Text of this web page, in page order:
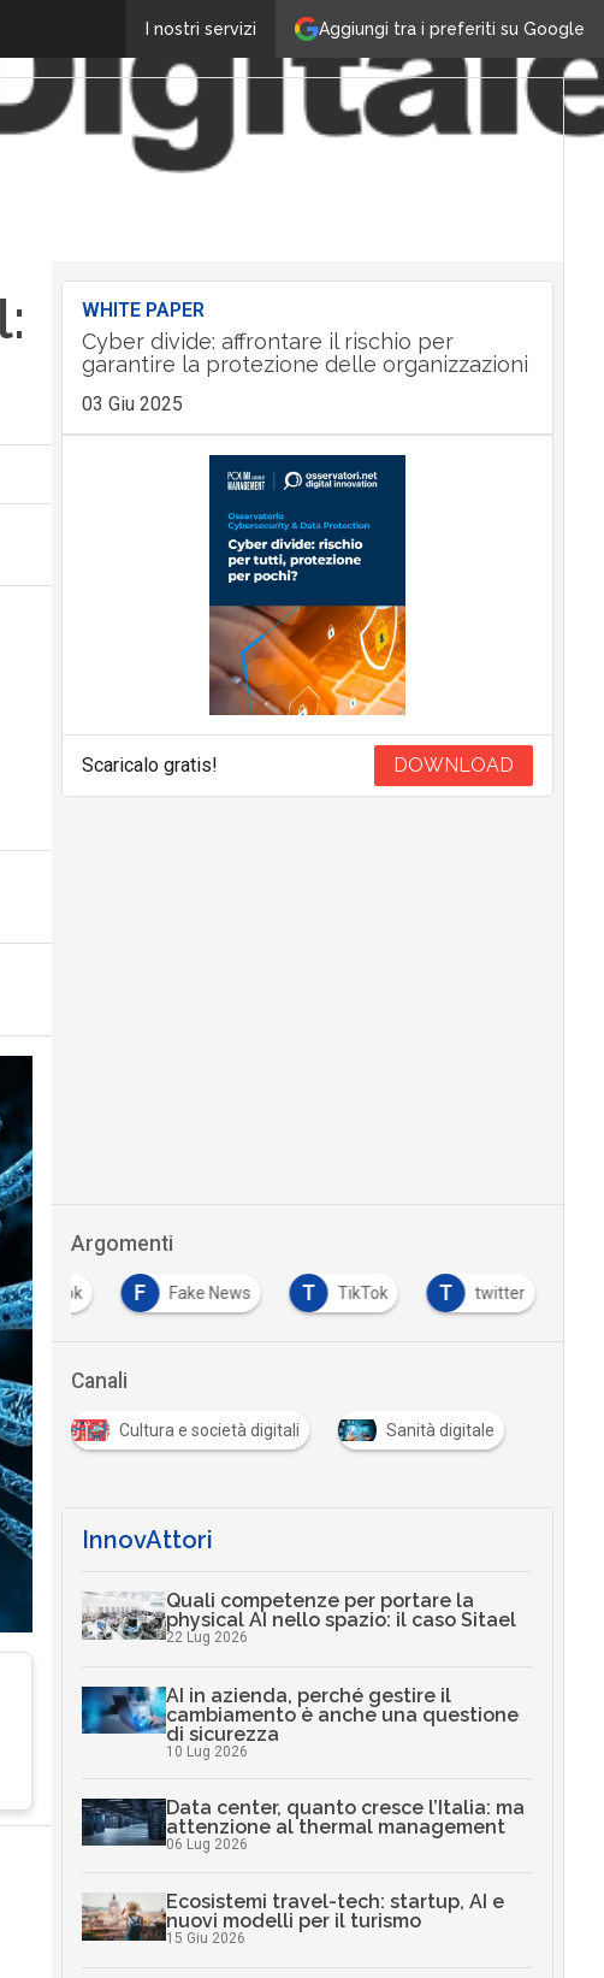
Aggiungi tra i preferiti su Google
I nostri servizi
WHITE PAPER
Cyber divide: affrontare il rischio per
garantire la protezione delle organizzazioni
03 Giu 2025
Scaricalo gratis! DOWNLOAD
Argomenti
facebook F Fake News T TikTok T twitter
Canali
Cultura e società digitali Sanità digitale
InnovAttori
Quali competenze per portare la
physical AI nello spazio: il caso Sitael
22 Lug 2026
AI in azienda, perché gestire il
cambiamento è anche una questione
di sicurezza
10 Lug 2026
Data center, quanto cresce l’Italia: ma
attenzione al thermal management
06 Lug 2026
Ecosistemi travel-tech: startup, AI e
nuovi modelli per il turismo
15 Giu 2026